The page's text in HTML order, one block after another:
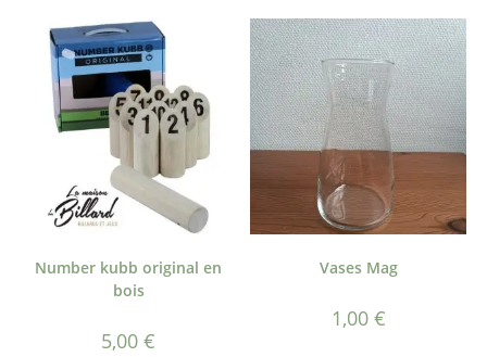
Number kubb original en
bois
5,00€
Vases Mag
1,00 €